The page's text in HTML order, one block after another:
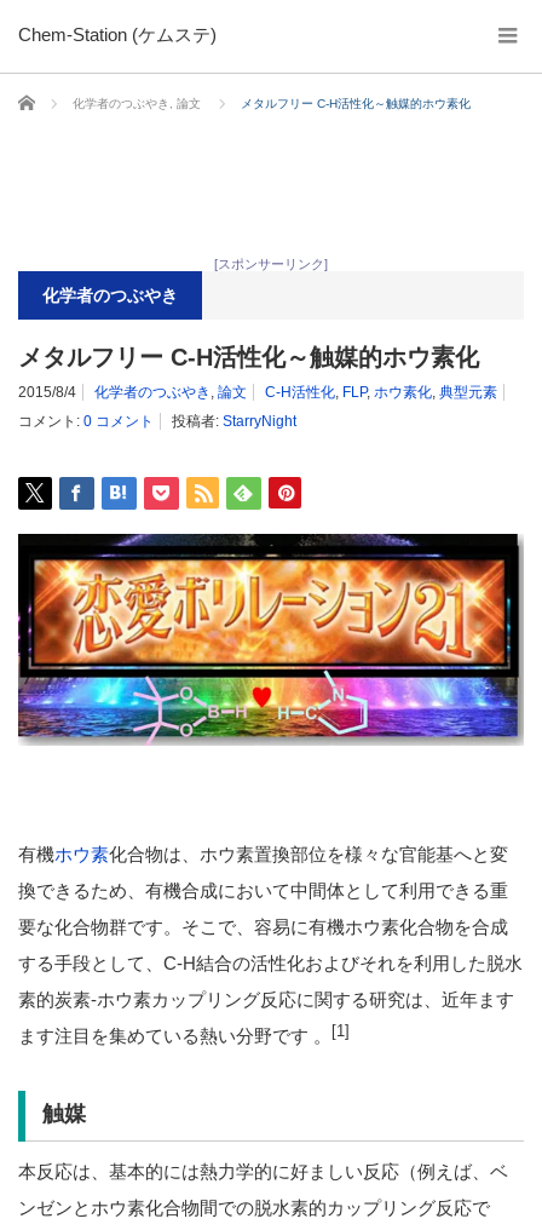
Chem-Station (ケムステ)
ホーム 化学者のつぶやき 論文 メタルフリー C-H活性化～触媒的ホウ素化
[スポンサーリンク]
化学者のつぶやき
メタルフリー C-H活性化～触媒的ホウ素化
2015/8/4 化学者のつぶやき , 論文 C-H活性化, FLP, ホウ素化, 典型元素
コメント: 0 コメント 投稿者: StarryNight
有機ホウ素化合物は、ホウ素置換部位を様々な官能基へと変
換できるため、有機合成において中間体として利用できる重
要な化合物群です。そこで、容易に有機ホウ素化合物を合成
する手段として、C-H結合の活性化およびそれを利用した脱水
素的炭素-ホウ素カップリング反応に関する研究は、近年ます
ます注目を集めている熱い分野です 。
[1]
触媒
本反応は、基本的には熱力学的に好ましい反応（例えば、ベ
ンゼンとホウ素化合物間での脱水素的カップリング反応で